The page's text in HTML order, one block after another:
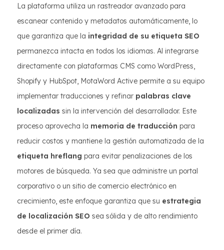
La plataforma utiliza un rastreador avanzado para
escanear contenido y metadatos automáticamente, lo
que garantiza que la integridad de su etiqueta SEO
permanezca intacta en todos los idiomas. Al integrarse
directamente con plataformas CMS como WordPress,
Shopify y HubSpot, MotaWord Active permite a su equipo
implementar traducciones y refinar palabras clave
localizadas sin la intervención del desarrollador. Este
proceso aprovecha la memoria de traducción para
reducir costos y mantiene la gestión automatizada de la
etiqueta hreflang para evitar penalizaciones de los
motores de búsqueda. Ya sea que administre un portal
corporativo o un sitio de comercio electrónico en
crecimiento, este enfoque garantiza que su estrategia
de localización SEO sea sólida y de alto rendimiento
desde el primer día.